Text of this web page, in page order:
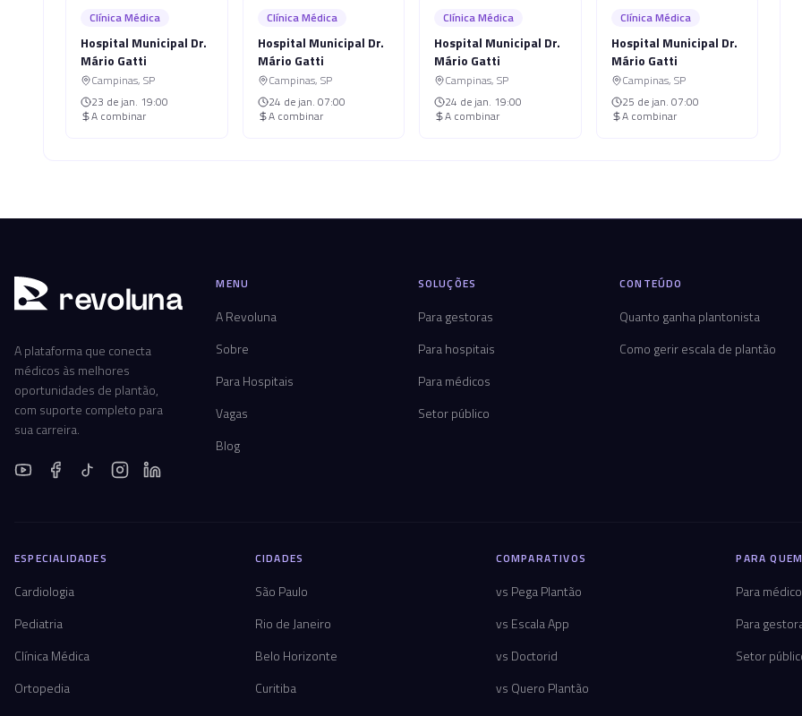
Clínica Médica
Hospital Municipal Dr.
Mário Gatti
Campinas, SP
23 de jan. 19:00
A combinar
Clínica Médica
Hospital Municipal Dr.
Mário Gatti
Campinas, SP
24 de jan. 07:00
A combinar
Clínica Médica
Hospital Municipal Dr.
Mário Gatti
Campinas, SP
24 de jan. 19:00
A combinar
Clínica Médica
Hospital Municipal Dr.
Mário Gatti
Campinas, SP
25 de jan. 07:00
A combinar
revoluna
A plataforma que conecta
médicos às melhores
oportunidades de plantão,
com suporte completo para
sua carreira.
MENU
A Revoluna
Sobre
Para Hospitais
Vagas
Blog
SOLUÇÕES
Para gestoras
Para hospitais
Para médicos
Setor público
CONTEÚDO
Quanto ganha plantonista
Como gerir escala de plantão
ESPECIALIDADES
Cardiologia
Pediatria
Clínica Médica
Ortopedia
CIDADES
São Paulo
Rio de Janeiro
Belo Horizonte
Curitiba
COMPARATIVOS
vs Pega Plantão
vs Escala App
vs Doctorid
vs Quero Plantão
PARA
Para
Para
Setor